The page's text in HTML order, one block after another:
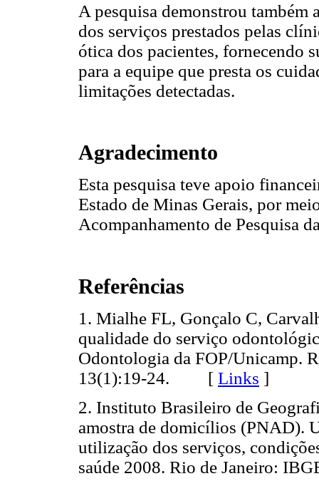
A pesquisa demonstrou também
dos serviços prestados pelas
ótica dos pacientes, fornecendo
para a equipe que presta os
limitações detectadas.
Agradecimento
Esta pesquisa teve apoio
Estado de Minas Gerais, por
Acompanhamento de Pesquisa
Referências
1. Mialhe FL, Gonçalo C,
qualidade do serviço
Odontologia da FOP/Unicamp.
13(1):19-24. [ Links ]
2. Instituto Brasileiro de
amostra de domicílios (PNAD).
utilização dos serviços,
saúde 2008. Rio de Janeiro: